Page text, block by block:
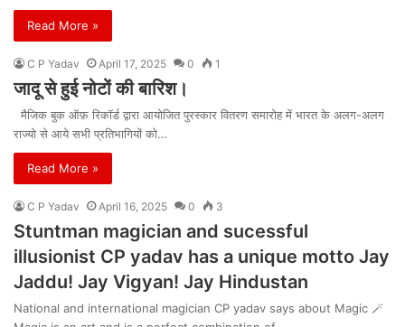
Read More »
C P Yadav April 17, 2025 0 1
जादू से हुई नोटों की बारिश।
मैजिक बुक ऑफ़ रिकॉर्ड द्वारा आयोजित पुरस्कार वितरण समारोह में भारत के अलग-अलग
राज्यो से आये सभी प्रतिभागियों को…
Read More »
C P Yadav April 16, 2025 0 3
Stuntman magician and sucessful
illusionist CP yadav has a unique motto Jay
Jaddu! Jay Vigyan! Jay Hindustan
National and international magician CP yadav says about Magic 🪄